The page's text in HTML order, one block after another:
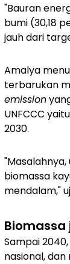
"Bauran
bumi (30,18
jauh dari
Amalya
terbarukan
emission
UNFCCC
2030.
biomassa
mendalam,"
Sampai
nasional,